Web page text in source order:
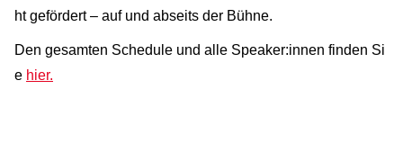
ht gefördert – auf und abseits der Bühne.
Den gesamten Schedule und alle Speaker:innen finden Si
e hier.